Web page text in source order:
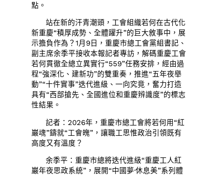
點。
站在新的汗青潮頭，工會組織若何在古代化
新重慶“積厚成勢、全體躍升”的巨大敘事中，展
示擔負作為？1月9日，重慶市總工會黨組書記、
副主席余季平接收本報記者專訪，解碼重慶工會
若何貫徹全總立異實行“559”任務安排，經由過
程“強深化、建新功”的雙重奏，推進“五年夜舉
動”“十件實事”迭代進級、一向究竟，奮力打造
具有“西部搶先、全國進位和重慶辨識度”的標志
性結果。
記者：2026年，重慶市總工會將若何用“紅
巖魂”鑄就“工會魄”，讓職工思惟政治引領既有
高度又有溫度？
余季平：重慶市總將迭代進級“重慶工人紅
巖年夜思政系統”，展開“中國夢·休息美”系列體